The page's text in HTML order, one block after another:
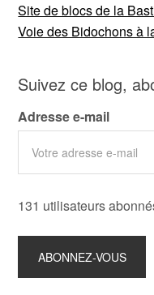
Site de blocs de la
Voie des Bidochons à
Suivez ce blog,
Adresse e-mail
131 utilisateurs